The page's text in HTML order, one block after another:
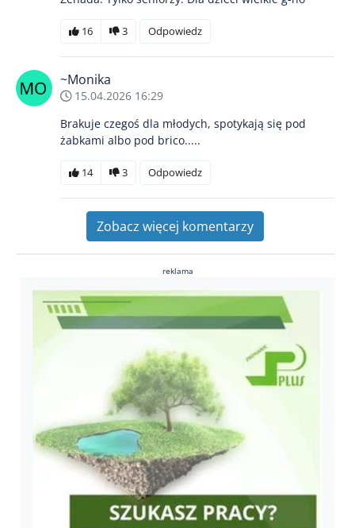
16 3 Odpowiedz
~Monika
15.04.2026 16:29
Brakuje czegoś dla młodych, spotykają się pod
żabkami albo pod brico.....
14 3 Odpowiedz
Zobacz więcej komentarzy
reklama